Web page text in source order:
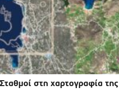
στη χαρτογραφία